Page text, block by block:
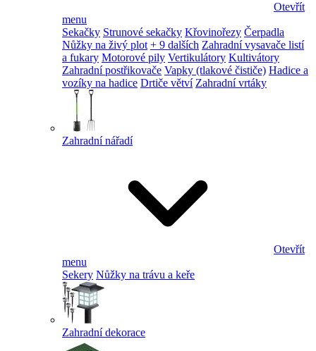
Otevřít
menu
Sekačky Strunové sekačky Křovinořezy Čerpadla
Nůžky na živý plot + 9 dalších Zahradní vysavače listí
a fukary Motorové pily Vertikulátory Kultivátory
Zahradní postřikovače Vapky (tlakové čističe) Hadice a
vozíky na hadice Drtiče větví Zahradní vrtáky
Zahradní nářadí
Otevřít
menu
Sekery Nůžky na trávu a keře
Zahradní dekorace